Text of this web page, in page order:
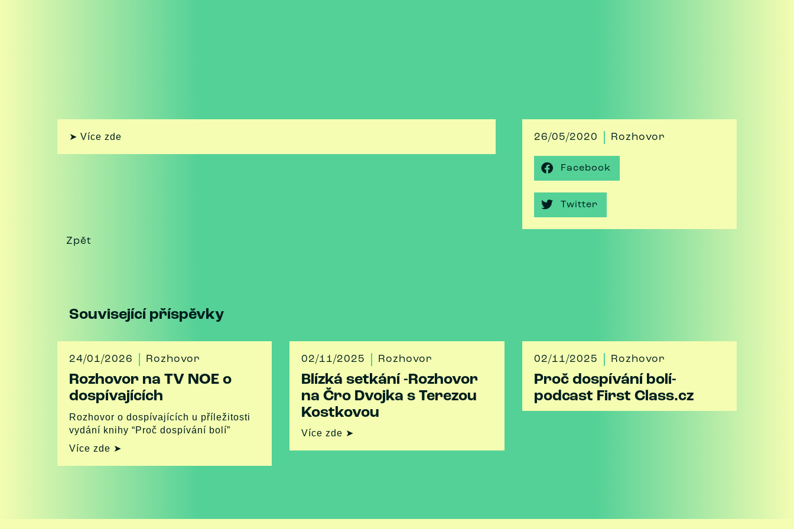
➤ Více zde 26/05/2020 Rozhovor
Facebook
Twitter
Zpět
Související příspěvky
24/01/2026 Rozhovor
Rozhovor na TV NOE o
dospívajících
Rozhovor o dospívajících u příležitosti
vydání knihy “Proč dospívání bolí”
Více zde ➤
02/11/2025 Rozhovor
Blízká setkání -Rozhovor
na Čro Dvojka s Terezou
Kostkovou
Více zde ➤
02/11/2025 Rozhovor
Proč dospívání bolí-
podcast First Class.cz